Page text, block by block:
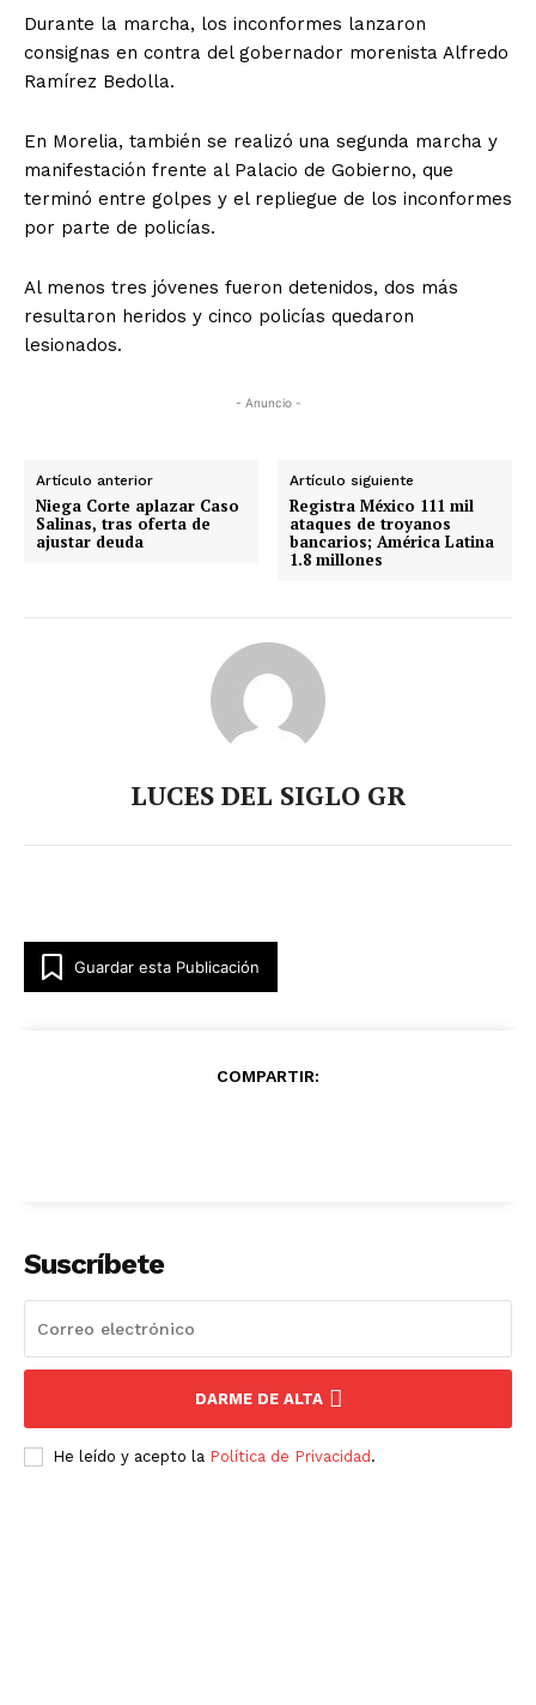
Durante la marcha, los inconformes lanzaron
consignas en contra del gobernador morenista Alfredo
Ramírez Bedolla.
En Morelia, también se realizó una segunda marcha y
manifestación frente al Palacio de Gobierno, que
terminó entre golpes y el repliegue de los inconformes
por parte de policías.
Al menos tres jóvenes fueron detenidos, dos más
resultaron heridos y cinco policías quedaron
lesionados.
- Anuncio -
Artículo anterior
Niega Corte aplazar Caso
Salinas, tras oferta de
ajustar deuda
Artículo siguiente
Registra México 111 mil
ataques de troyanos
bancarios; América Latina
1.8 millones
LUCES DEL SIGLO GR
Guardar esta Publicación
COMPARTIR:
Suscríbete
DARME DE ALTA
He leído y acepto la Política de Privacidad .